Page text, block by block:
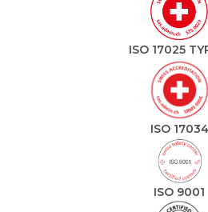
ISO 17025
ISO 17034
ISO 9001